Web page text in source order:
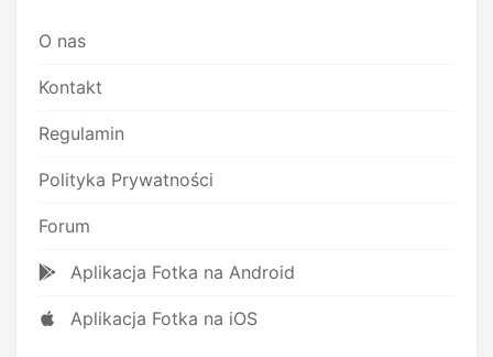
O nas
Kontakt
Regulamin
Polityka Prywatności
Forum
Aplikacja Fotka na Android
Aplikacja Fotka na iOS